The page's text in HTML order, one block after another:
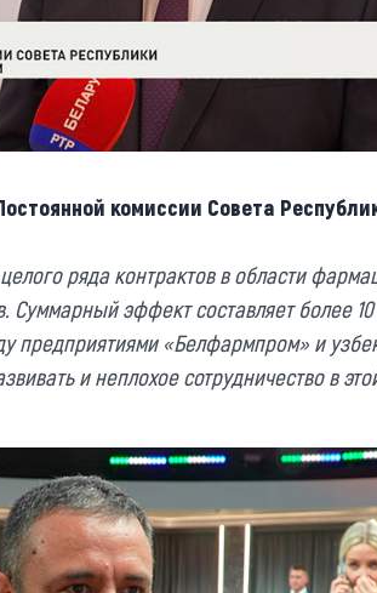
комиссии Совета
ряда контрактов в области
Суммарный эффект составляет более
предприятиями «Белфармпром» и
и неплохое сотрудничество в